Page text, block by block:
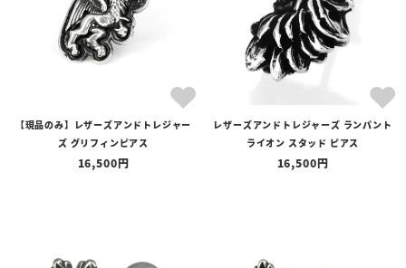
【現品のみ】レザーズアンドトレジャー
ズ グリフィンピアス
16,500
レザーズアンドトレジャーズ ランパント
ライオン スタッド ピアス
16,500